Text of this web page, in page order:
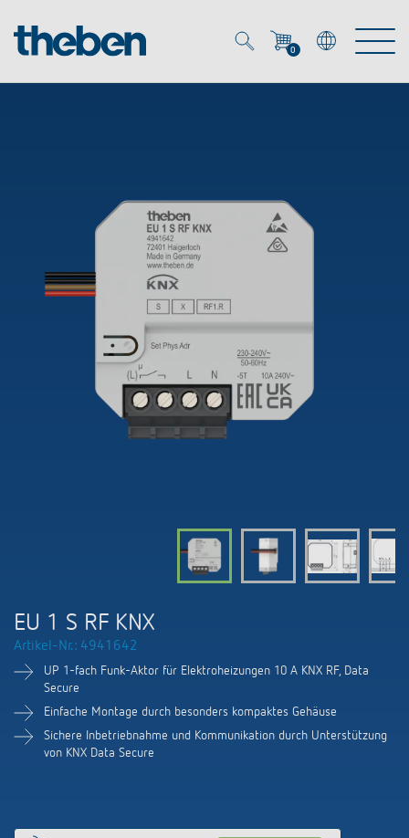
0
Energy Manager
Smart Home
Präsenzmelder & Bewegungsmelder
OEM-Lösungen
Ansprechpartner OEM
OEM-Referenzen
Zeit- und Lichtsteuerung
DALI-2 Lichtsteuerung
KNX-Systeme
LED Beleuchtung
Apps
Referenzen
HEMS
Downloads
Kataloge und Prospekte
Konformitätserklärungen
Theben AG
Nachhaltigkeit
Engagement
Design
Historie
Technischer Support
Vertrieb Deutschland
Vertrieb Weltweit
Ansprechpartner OEM
Anfahrt
LUXORliving
EU 1 S RF KNX
Artikel-Nr.: 4941642
UP 1-fach Funk-Aktor für Elektroheizungen 10 A KNX RF, Data
Secure
Einfache Montage durch besonders kompaktes Gehäuse
Sichere Inbetriebnahme und Kommunikation durch Unterstützung
von KNX Data Secure